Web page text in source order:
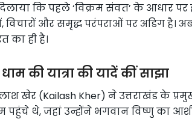
कि पहले ‘विक्रम संवत’ के आधार पर
और समृद्ध परंपराओं पर अडिग है।
का ही है।
की यात्रा की यादें कीं साझा
(Kailash Kher) ने उत्तराखंड के प्रमुख
पहुंचे थे, जहां उन्होंने भगवान विष्णु का